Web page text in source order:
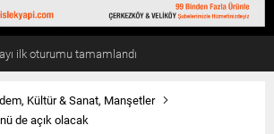
ilk oturumu tamamlandı
, Kültür & Sanat, Manşetler
de açık olacak